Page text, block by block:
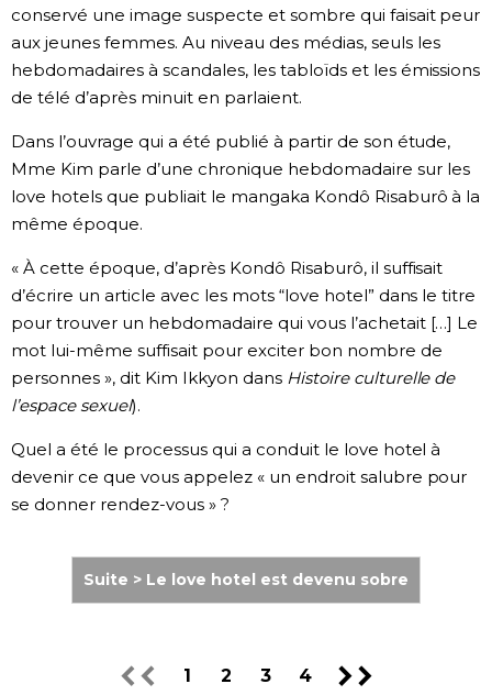
conservé une image suspecte et sombre qui faisait peur
aux jeunes femmes. Au niveau des médias, seuls les
hebdomadaires à scandales, les tabloïds et les émissions
de télé d’après minuit en parlaient.
Dans l’ouvrage qui a été publié à partir de son étude,
Mme Kim parle d’une chronique hebdomadaire sur les
love hotels que publiait le mangaka Kondô Risaburô à la
même époque.
« À cette époque, d’après Kondô Risaburô, il suffisait
d’écrire un article avec les mots “love hotel” dans le titre
pour trouver un hebdomadaire qui vous l’achetait […] Le
mot lui-même suffisait pour exciter bon nombre de
personnes », dit Kim Ikkyon dans Histoire culturelle de
l’espace sexuel).
Quel a été le processus qui a conduit le love hotel à
devenir ce que vous appelez « un endroit salubre pour
se donner rendez-vous » ?
Suite > Le love hotel est devenu sobre
1 2 3 4